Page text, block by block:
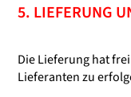
5. LIEFERUNG
Die Lieferung hat
Lieferanten zu